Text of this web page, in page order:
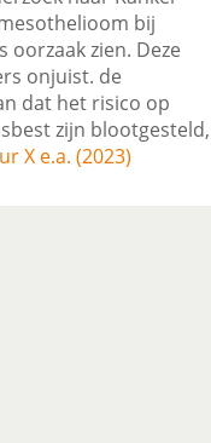
bij
zien. Deze
onjuist. de
dat het risico op
zijn blootgesteld,
X e.a. (2023)